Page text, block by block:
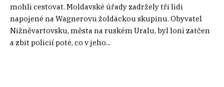
mohli cestovat. Moldavské úřady zadržely tři lidi
napojené na Wagnerovu žoldáckou skupinu. Obyvatel
Nižněvartovsku, města na ruském Uralu, byl loni zatčen
a zbit policií poté, co v jeho...